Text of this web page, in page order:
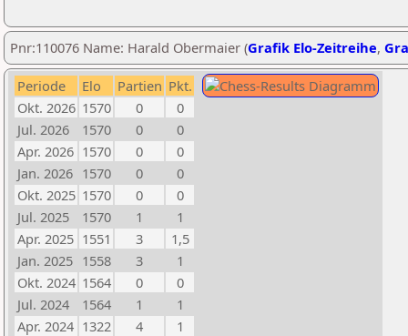
Pnr:110076 Name: Harald Obermaier (Grafik Elo-Zeitreihe,
Periode Elo Partien Pkt.
Okt. 2026 1570 0
0
Jul. 2026
1570 0
0
Apr. 2026 1570 0
0
Jan. 2026 1570 0
0
Okt. 2025 1570 0
0
Jul. 2025
1570 1
1
Apr. 2025 1551 3
1,5
Jan. 2025 1558 3
1
Okt. 2024 1564 0
0
Jul. 2024
1564 1
1
Apr. 2024 1322 4
1